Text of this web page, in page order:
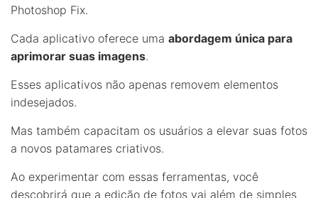
Photoshop Fix.
Cada aplicativo oferece uma abordagem única para
aprimorar suas imagens.
Esses aplicativos não apenas removem elementos
indesejados.
Mas também capacitam os usuários a elevar suas fotos
a novos patamares criativos.
Ao experimentar com essas ferramentas, você
descobrirá que a edição de fotos vai além de simples